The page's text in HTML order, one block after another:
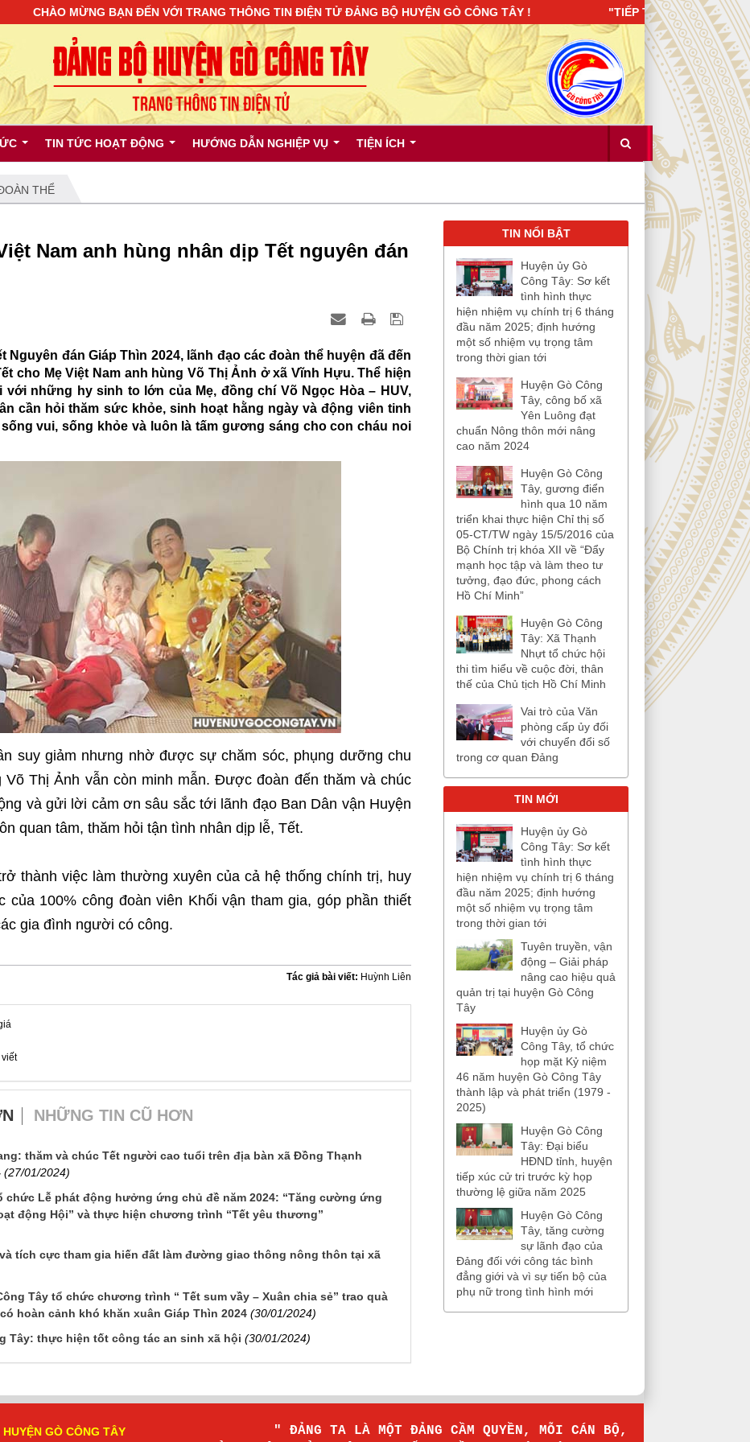
TIN TỨC HOẠT ĐỘNG HƯỚNG DẪN NGHIỆP VỤ TIỆN ÍCH
CHÀO MỪNG BẠN ĐẾN VỚI TRANG THÔNG TIN ĐIỆN TỬ ĐẢNG BỘ HUYỆN GÒ CÔNG TÂY ! "TIẾP TỤC XÂY DỰNG ĐẢNG BỘ
THỂ
Nam anh hùng nhân dịp Tết nguyên đán
Nguyên đán Giáp Thìn 2024, lãnh đạo các đoàn thể huyện đã đến
cho Mẹ Việt Nam anh hùng Võ Thị Ảnh ở xã Vĩnh Hựu. Thể hiện
những hy sinh to lớn của Mẹ, đồng chí Võ Ngọc Hòa – HUV,
cần hỏi thăm sức khỏe, sinh hoạt hằng ngày và động viên tinh
vui, sống khỏe và luôn là tấm gương sáng cho con cháu noi
suy giảm nhưng nhờ được sự chăm sóc, phụng dưỡng chu
Võ Thị Ảnh vẫn còn minh mẫn. Được đoàn đến thăm và chúc
và gửi lời cảm ơn sâu sắc tới lãnh đạo Ban Dân vận Huyện
quan tâm, thăm hỏi tận tình nhân dịp lễ, Tết.
thành việc làm thường xuyên của cả hệ thống chính trị, huy
100% công đoàn viên Khối vận tham gia, góp phần thiết
gia đình người có công.
Tác giả bài viết: Huỳnh Liên
NHỮNG TIN CŨ HƠN
thăm và chúc Tết người cao tuổi trên địa bàn xã Đồng Thạnh
(27/01/2024)
chức Lễ phát động hưởng ứng chủ đề năm 2024: “Tăng cường ứng
động Hội” và thực hiện chương trình “Tết yêu thương”
tích cực tham gia hiến đất làm đường giao thông nông thôn tại xã
Tây tổ chức chương trình “ Tết sum vầy – Xuân chia sẻ” trao quà
hoàn cảnh khó khăn xuân Giáp Thìn 2024 (30/01/2024)
Tây: thực hiện tốt công tác an sinh xã hội (30/01/2024)
TIN NỔI BẬT
Huyện ủy Gò
Công Tây: Sơ kết
tình hình thực
hiện nhiệm vụ chính trị 6 tháng
đầu năm 2025; định hướng
một số nhiệm vụ trọng tâm
trong thời gian tới
Huyện Gò Công
Tây, công bố xã
Yên Luông đạt
chuẩn Nông thôn mới nâng
cao năm 2024
Huyện Gò Công
Tây, gương điển
hình qua 10 năm
triển khai thực hiện Chỉ thị số
05-CT/TW ngày 15/5/2016 của
Bộ Chính trị khóa XII về “Đẩy
mạnh học tập và làm theo tư
tưởng, đạo đức, phong cách
Hồ Chí Minh”
Huyện Gò Công
Tây: Xã Thạnh
Nhựt tổ chức hội
thi tìm hiểu về cuộc đời, thân
thế của Chủ tịch Hồ Chí Minh
Vai trò của Văn
phòng cấp ủy đối
với chuyển đổi số
trong cơ quan Đảng
TIN MỚI
Huyện ủy Gò
Công Tây: Sơ kết
tình hình thực
hiện nhiệm vụ chính trị 6 tháng
đầu năm 2025; định hướng
một số nhiệm vụ trọng tâm
trong thời gian tới
Tuyên truyền, vận
động – Giải pháp
nâng cao hiệu quả
quản trị tại huyện Gò Công
Tây
Huyện ủy Gò
Công Tây, tổ chức
họp mặt Kỷ niệm
46 năm huyện Gò Công Tây
thành lập và phát triển (1979 -
2025)
Huyện Gò Công
Tây: Đại biểu
HĐND tỉnh, huyện
tiếp xúc cử tri trước kỳ họp
thường lệ giữa năm 2025
Huyện Gò Công
Tây, tăng cường
sự lãnh đạo của
Đảng đối với công tác bình
đẳng giới và vì sự tiến bộ của
phụ nữ trong tình hình mới
GÒ CÔNG TÂY " ĐẢNG TA LÀ MỘT ĐẢNG CẦM QUYỀN, MỖI CÁN BỘ,